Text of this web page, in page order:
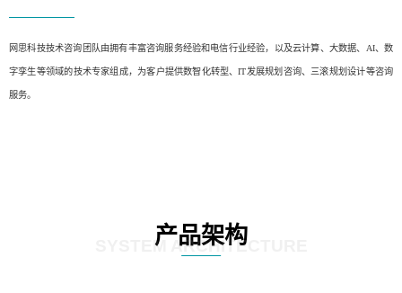
网思科技技术咨询团队由拥有丰富咨询服务经验和电信行业经验，以及云计算、大数据、AI、数
字孪生等领域的技术专家组成，为客户提供数智化转型、IT发展规划咨询、三滚规划设计等咨询
服务。
产品架构
SYSTEM ARCHITECTURE